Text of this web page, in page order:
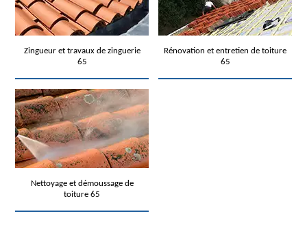
Zingueur et travaux de zinguerie
65
Rénovation et entretien de toiture
65
Nettoyage et démoussage de
toiture 65